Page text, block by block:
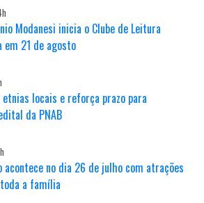
Modanesi inicia o Clube de Leitura
21 de agosto
locais e reforça prazo para
da PNAB
acontece no dia 26 de julho com atrações
a família